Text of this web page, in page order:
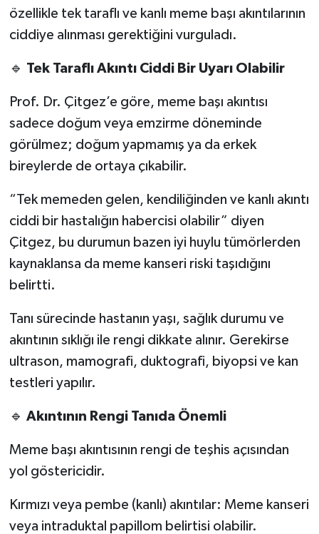
özellikle tek taraflı ve kanlı meme başı akıntılarının
ciddiye alınması gerektiğini vurguladı.
🔹 Tek Taraflı Akıntı Ciddi Bir Uyarı Olabilir
Prof. Dr. Çitgez’e göre, meme başı akıntısı
sadece doğum veya emzirme döneminde
görülmez; doğum yapmamış ya da erkek
bireylerde de ortaya çıkabilir.
“Tek memeden gelen, kendiliğinden ve kanlı akıntı
ciddi bir hastalığın habercisi olabilir” diyen
Çitgez, bu durumun bazen iyi huylu tümörlerden
kaynaklansa da meme kanseri riski taşıdığını
belirtti.
Tanı sürecinde hastanın yaşı, sağlık durumu ve
akıntının sıklığı ile rengi dikkate alınır. Gerekirse
ultrason, mamografi, duktografi, biyopsi ve kan
testleri yapılır.
🔹 Akıntının Rengi Tanıda Önemli
Meme başı akıntısının rengi de teşhis açısından
yol göstericidir.
Kırmızı veya pembe (kanlı) akıntılar: Meme kanseri
veya intraduktal papillom belirtisi olabilir.